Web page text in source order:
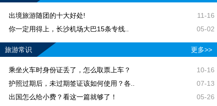
出境旅游随团的十大好处!
11-16
你一定用得上，长沙机场大巴15条专线..
05-02
旅游常识 更多>>
乘坐火车时身份证丢了，怎么取票上车？
10-16
护照过期后，未过期签证该如何使用？各..
07-13
出国怎么给小费？看这一篇就够了！
05-26